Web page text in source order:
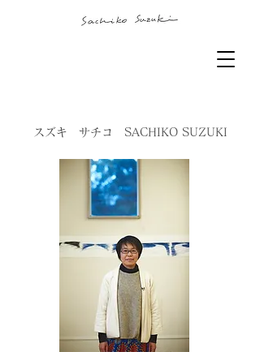
スズキ サチコ SACHIKO SUZUKI